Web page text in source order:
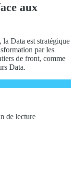
aux
la Data est stratégique
par les
de front, comme
Data.
de lecture